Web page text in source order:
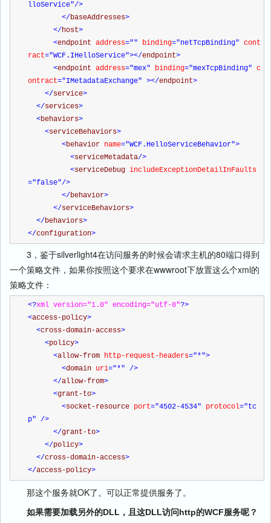
lloService"/>
</baseAddresses>
</host>
<endpoint address="" binding="netTcpBinding" cont
ract="WCF.IHelloService"></endpoint>
<endpoint address="mex" binding="mexTcpBinding" c
ontract="IMetadataExchange" ></endpoint>
</service>
</services>
<behaviors>
<serviceBehaviors>
<behavior name="WCF.HelloServiceBehavior">
<serviceMetadata/>
<serviceDebug includeExceptionDetailInFaults
="false"/>
</behavior>
</serviceBehaviors>
</behaviors>
</configuration>
3，鉴于silverlight4在访问服务的时候会请求主机的80端口得到
一个策略文件，如果你按照这个要求在wwwroot下放置这么个xml的
策略文件：
<?xml version="1.0" encoding="utf-8"?>
<access-policy>
<cross-domain-access>
<policy>
<allow-from http-request-headers="*">
<domain uri="*" />
</allow-from>
<grant-to>
<socket-resource port="4502-4534" protocol="tc
p" />
</grant-to>
</policy>
</cross-domain-access>
</access-policy>
那这个服务就OK了。可以正常提供服务了。
如果需要加载另外的DLL，且这DLL访问http的WCF服务呢？